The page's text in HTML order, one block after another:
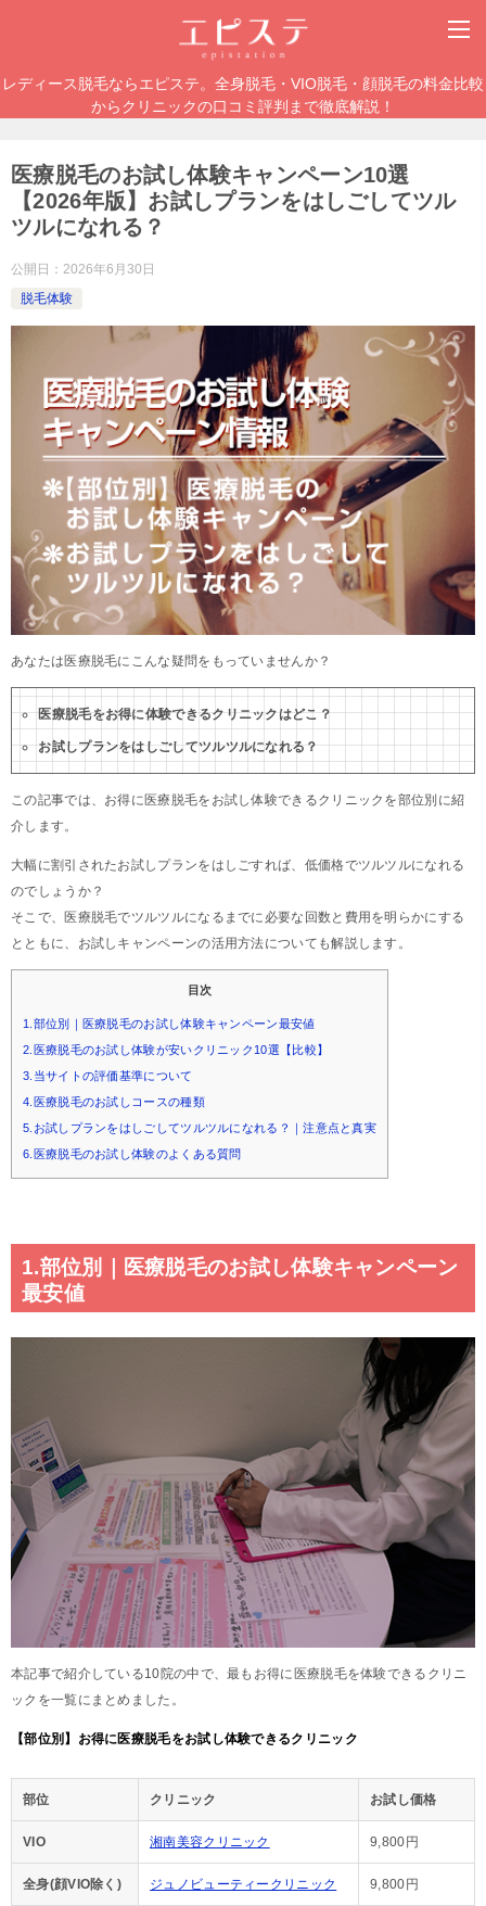
レディース脱毛ならエピステ。全身脱毛・VIO脱毛・顔脱毛の料金比較
からクリニックの口コミ評判まで徹底解説！
医療脱毛のお試し体験キャンペーン10選
【2026年版】お試しプランをはしごしてツル
ツルになれる？
公開日： 2026年6月30日
脱毛体験
あなたは医療脱毛にこんな疑問をもっていませんか？
医療脱毛をお得に体験できるクリニックはどこ？
お試しプランをはしごしてツルツルになれる？
この記事では、お得に医療脱毛をお試し体験できるクリニックを部位別に紹
介します。
大幅に割引されたお試しプランをはしごすれば、低価格でツルツルになれる
のでしょうか？
そこで、医療脱毛でツルツルになるまでに必要な回数と費用を明らかにする
とともに、お試しキャンペーンの活用方法についても解説します。
目次
1.部位別｜医療脱毛のお試し体験キャンペーン最安値
2.医療脱毛のお試し体験が安いクリニック10選【比較】
3.当サイトの評価基準について
4.医療脱毛のお試しコースの種類
5.お試しプランをはしごしてツルツルになれる？｜注意点と真実
6.医療脱毛のお試し体験のよくある質問
1.部位別｜医療脱毛のお試し体験キャンペーン
最安値
本記事で紹介している10院の中で、最もお得に医療脱毛を体験できるクリニ
ックを一覧にまとめました。
【部位別】お得に医療脱毛をお試し体験できるクリニック
部位 クリニック お試し価格
VIO 湘南美容クリニック 9,800円
全身(顔VIO除く) ジュノビューティークリニック 9,800円